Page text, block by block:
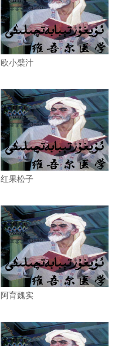
欧小檗汁
红果松子
阿育魏实